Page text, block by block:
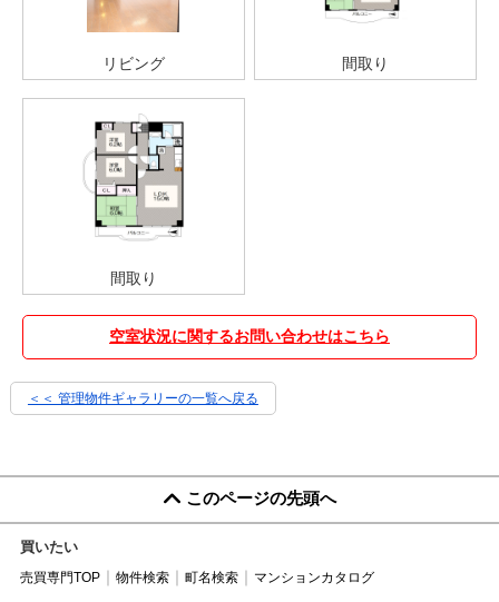
リビング 間取り
間取り
空室状況に関するお問い合わせはこちら
＜＜ 管理物件ギャラリーの一覧へ戻る
このページの先頭へ
買いたい
売買専門TOP 物件検索 町名検索 マンションカタログ